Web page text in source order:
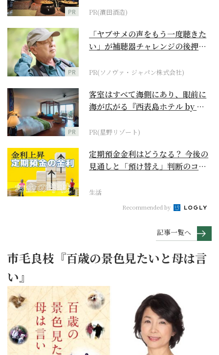
PR PR(濵田酒造)
PR
「ヤブサメの声をもう一度聴きた
い」が補聴器チャレンジの後押し
PR(ソノヴァ・ジャパン株式会社)
PR
客室はすべて海側にあり、眼前に
海が広がる『西表島ホテル by 星
PR(星野リゾート)
定期預金金利はどうなる？ 今後の
見通しと「預け替え」判断のコツ
生活
Recommended by
記事一覧へ
市毛良枝『百歳の景色見たいと母は言
い』